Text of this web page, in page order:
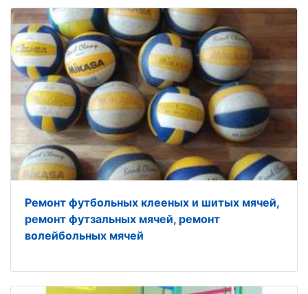
Ремонт футбольных клееных и шитых мячей,
ремонт футзальных мячей, ремонт
волейбольных мячей